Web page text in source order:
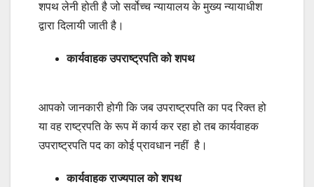
शपथ लेनी होती है जो सर्वोच्च न्यायालय के मुख्य न्यायाधीश
द्वारा दिलायी जाती है।
कार्यवाहक उपराष्ट्रपति को शपथ
आपको जानकारी होगी कि जब उपराष्ट्रपति का पद रिक्त हो
या वह राष्ट्रपति के रूप में कार्य कर रहा हो तब कार्यवाहक
उपराष्ट्रपति पद का कोई प्रावधान नहीं है।
कार्यवाहक राज्यपाल को शपथ